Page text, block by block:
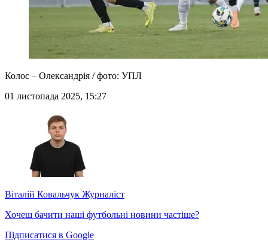
Колос – Олександрія / фото: УПЛ
01 листопада 2025, 15:27
Віталій Ковальчук Журналіст
Хочеш бачити наші футбольні новини частіше?
Підписатися в Google